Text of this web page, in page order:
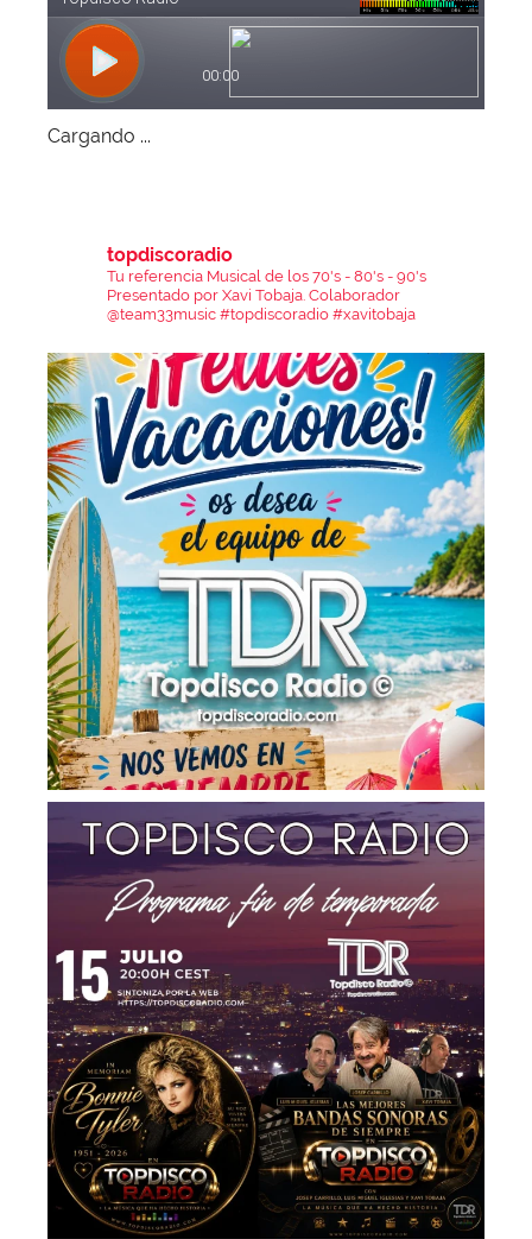
Cargando ...
topdiscoradio
Tu referencia Musical de los 70's - 80's - 90's
Presentado por Xavi Tobaja. Colaborador
@team33music #topdiscoradio #xavitobaja